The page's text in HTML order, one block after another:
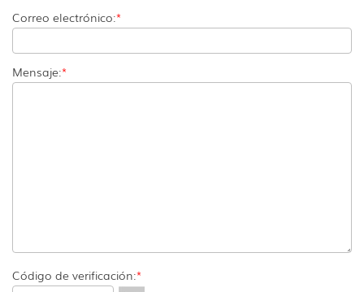
Correo electrónico:*
Mensaje:*
Código de verificación:*